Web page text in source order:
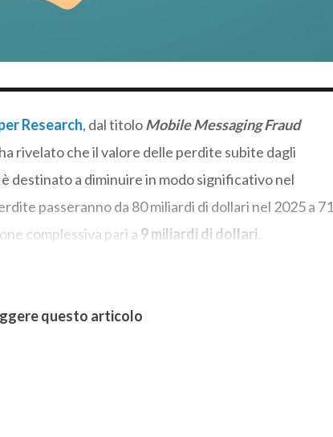
Research, dal titoloMobile Messaging Fraud
rivelato che il valore delle perdite subite dagli
è destinato a diminuire in modo significativo nel
passeranno da 80 miliardi di dollari nel 2025 a 71
complessiva pari a 9 miliardi di dollari.
questo articolo